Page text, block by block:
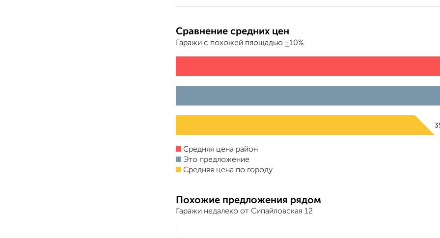
Сравнение средних цен
Гаражи с похожей площадью ±10%
Средняя цена район
Это предложение
Средняя цена по городу
Похожие предложения рядом
Гаражи недалеко от Сипайловская 12